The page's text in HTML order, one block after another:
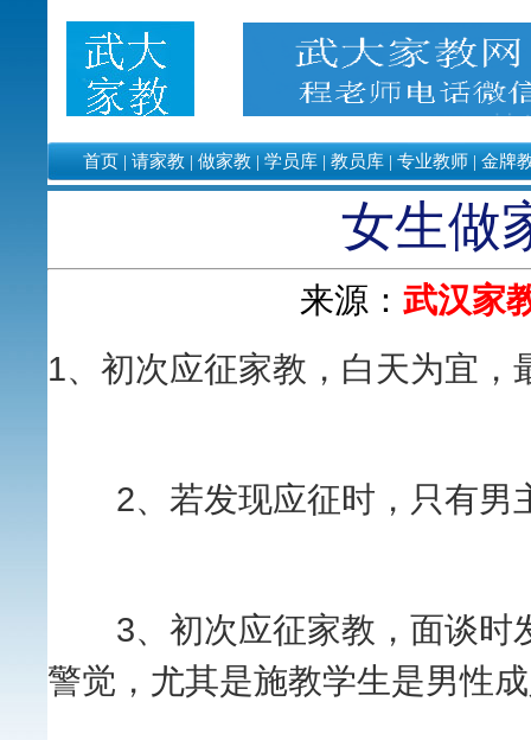
首页 | 请家教 | 做家教 | 学员库 | 教员库 | 专业教师 | 金牌
女生做
来源： 武汉家
1、初次应征家教，白天为宜，
2、若发现应征时，只有男
3、初次应征家教，面谈时
警觉，尤其是施教学生是男性